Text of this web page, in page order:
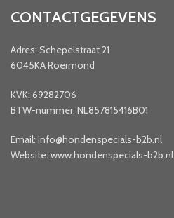
CONTACTGEGEVENS
Adres: Schepelstraat 21
6045KA Roermond
KVK: 69282706
BTW-nummer: NL857815416B01
Email: info@hondenspecials-b2b.nl
Website: www.hondenspecials-b2b.nl